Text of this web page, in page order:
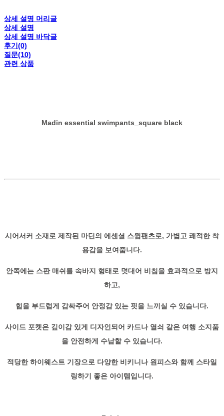
상세 설명 머리글
상세 설명
상세 설명 바닥글
후기(0)
질문(10)
관련 상품
Madin essential swimpants_square black
시어서커 소재로 제작된 마딘의 에센셜 스윔팬츠로, 가볍고 쾌적한 착
용감을 보여줍니다.
안쪽에는 스판 매쉬를 속바지 형태로 덧대어 비침을 효과적으로 방지
하고,
힙을 부드럽게 감싸주어 안정감 있는 핏을 느끼실 수 있습니다.
사이드 포켓은 깊이감 있게 디자인되어 카드나 열쇠 같은 여행 소지품
을 안전하게 수납할 수 있습니다.
적당한 하이웨스트 기장으로 다양한 비키니나 원피스와 함께 스타일
링하기 좋은 아이템입니다.